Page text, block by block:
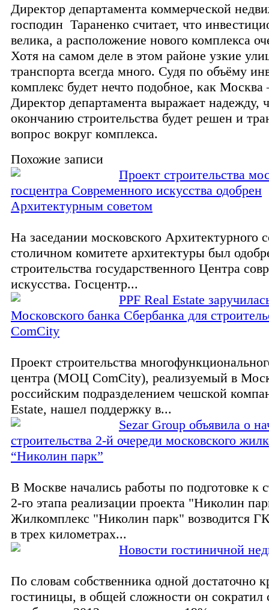
Директор департамента коммерческой
господин Тараненко считает, что
велика, а расположение нового комплекса
Хотя на самом деле в этом районе узкие
транспорта всегда много. Судя по объёму
комплекс будет нечто подобное, как
Директор департамента выражает надежду,
окончанию строительства будет решен и
вопрос вокруг комплекса.
Похожие записи
Проект строительства
госцентра Современного искусства одобрен
Архитектурным советом
На заседании московского Архитектурного
столичном комитете архитектуры был
строительства государственного Центра
искусства. Госцентр...
PPF Real Estate
Московского банка Сбербанка для
ComCity
Проект строительства
центра (МОЦ ComCity), реализуемый в
российским подразделением чешской
Estate, нашел поддержку в...
Sezar Group объявила о
строительства 2-й очереди московского
“Николин парк”
В Москве начались работы по подготовке к
2-го этапа реализации проекта "Николин
Жилкомплекс "Николин парк" возводится
в трех километрах...
Новости гостиничной
По словам собственника одной достаточно
гостиницы, в общей сложности он сократил